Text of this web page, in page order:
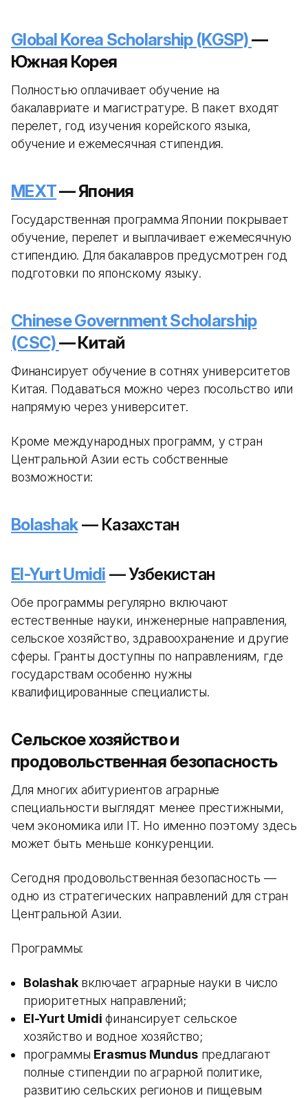
Global Korea Scholarship (KGSP)—
Южная Корея
Полностью оплачивает обучение на
бакалавриате и магистратуре. В пакет входят
перелет, год изучения корейского языка,
обучение и ежемесячная стипендия.
MEXT— Япония
Государственная программа Японии покрывает
обучение, перелет и выплачивает ежемесячную
стипендию. Для бакалавров предусмотрен год
подготовки по японскому языку.
Chinese Government Scholarship
(CSC)— Китай
Финансирует обучение в сотнях университетов
Китая. Подаваться можно через посольство или
напрямую через университет.
Кроме международных программ, у стран
Центральной Азии есть собственные
возможности:
Bolashak— Казахстан
El-Yurt Umidi — Узбекистан
Обе программы регулярно включают
естественные науки, инженерные направления,
сельское хозяйство, здравоохранение и другие
сферы. Гранты доступны по направлениям, где
государствам особенно нужны
квалифицированные специалисты.
Сельское хозяйство и
продовольственная безопасность
Для многих абитуриентов аграрные
специальности выглядят менее престижными,
чем экономика или IT. Но именно поэтому здесь
может быть меньше конкуренции.
Сегодня продовольственная безопасность —
одно из стратегических направлений для стран
Центральной Азии.
Программы:
Bolashakвключает аграрные науки в число
приоритетных направлений;
El-Yurt Umidi финансирует сельское
хозяйство и водное хозяйство;
программы Erasmus Mundusпредлагают
полные стипендии по аграрной политике,
развитию сельских регионов и пищевым